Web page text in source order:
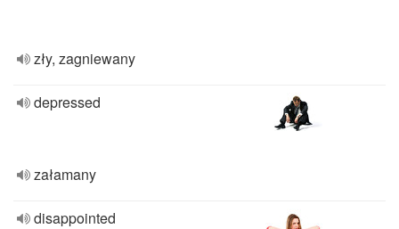
zły, zagniewany
depressed
załamany
disappointed